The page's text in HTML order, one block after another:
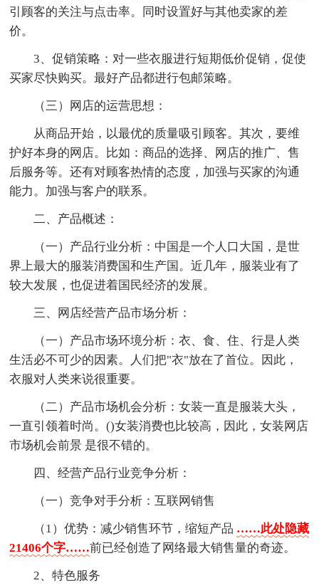
引顾客的关注与点击率。同时设置好与其他卖家的差
价。
3、促销策略：对一些衣服进行短期低价促销，促使
买家尽快购买。最好产品都进行包邮策略。
（三）网店的运营思想：
从商品开始，以最优的质量吸引顾客。其次，要维
护好本身的网店。比如：商品的选择、网店的推广、售
后服务等。还有对顾客热情的态度，加强与买家的沟通
能力。加强与客户的联系。
二、产品概述：
（一）产品行业分析：中国是一个人口大国，是世
界上最大的服装消费国和生产国。近几年，服装业有了
较大发展，也促进着国民经济的发展。
三、网店经营产品市场分析：
（一）产品市场环境分析：衣、食、住、行是人类
生活必不可少的因素。人们把"衣"放在了首位。因此，
衣服对人类来说很重要。
（二）产品市场机会分析：女装一直是服装大头，
一直引领着时尚。()女装消费也比较高，因此，女装网店
市场机会前景 是很不错的。
四、经营产品行业竞争分析：
（一）竞争对手分析：互联网销售
（1）优势：减少销售环节，缩短产品 ……此处隐藏
21406个字……前已经创造了网络最大销售量的奇迹。
2、特色服务